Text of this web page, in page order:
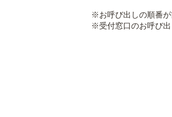
※お呼び出しの順番が
※受付窓口のお呼び出